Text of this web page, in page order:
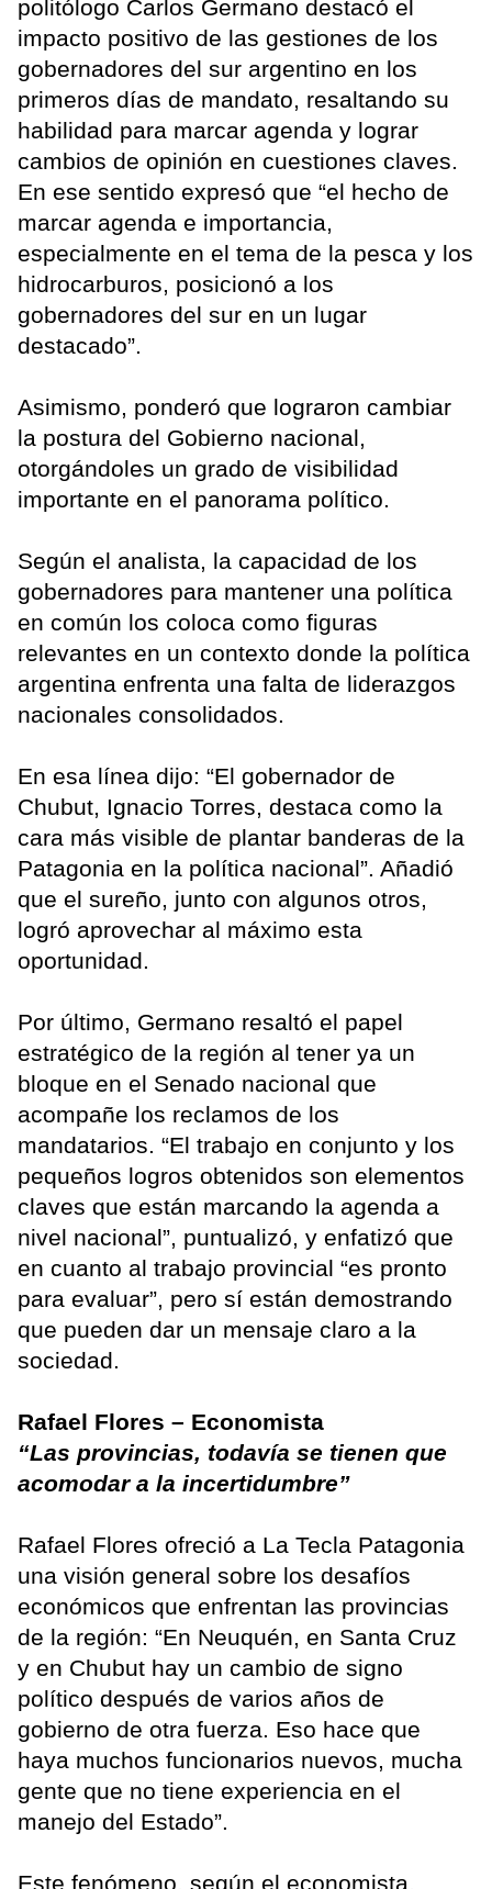
politólogo Carlos Germano destacó el
impacto positivo de las gestiones de los
gobernadores del sur argentino en los
primeros días de mandato, resaltando su
habilidad para marcar agenda y lograr
cambios de opinión en cuestiones claves.
En ese sentido expresó que “el hecho de
marcar agenda e importancia,
especialmente en el tema de la pesca y los
hidrocarburos, posicionó a los
gobernadores del sur en un lugar
destacado”.
Asimismo, ponderó que lograron cambiar
la postura del Gobierno nacional,
otorgándoles un grado de visibilidad
importante en el panorama político.
Según el analista, la capacidad de los
gobernadores para mantener una política
en común los coloca como figuras
relevantes en un contexto donde la política
argentina enfrenta una falta de liderazgos
nacionales consolidados.
En esa línea dijo: “El gobernador de
Chubut, Ignacio Torres, destaca como la
cara más visible de plantar banderas de la
Patagonia en la política nacional”. Añadió
que el sureño, junto con algunos otros,
logró aprovechar al máximo esta
oportunidad.
Por último, Germano resaltó el papel
estratégico de la región al tener ya un
bloque en el Senado nacional que
acompañe los reclamos de los
mandatarios. “El trabajo en conjunto y los
pequeños logros obtenidos son elementos
claves que están marcando la agenda a
nivel nacional”, puntualizó, y enfatizó que
en cuanto al trabajo provincial “es pronto
para evaluar”, pero sí están demostrando
que pueden dar un mensaje claro a la
sociedad.
Rafael Flores – Economista
“Las provincias, todavía se tienen que
acomodar a la incertidumbre”
Rafael Flores ofreció a La Tecla Patagonia
una visión general sobre los desafíos
económicos que enfrentan las provincias
de la región: “En Neuquén, en Santa Cruz
y en Chubut hay un cambio de signo
político después de varios años de
gobierno de otra fuerza. Eso hace que
haya muchos funcionarios nuevos, mucha
gente que no tiene experiencia en el
manejo del Estado”.
Este fenómeno, según el economista,